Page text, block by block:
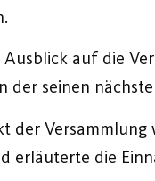
Ausblick auf die
der seinen
der
erläuterte die